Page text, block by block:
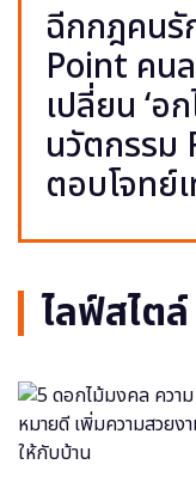
ฉีกกฎคนรั
Point คนล
เปลี่ยน ‘อก
นวัตกรรม
ตอบโจทย์
ไลฟ์สไต